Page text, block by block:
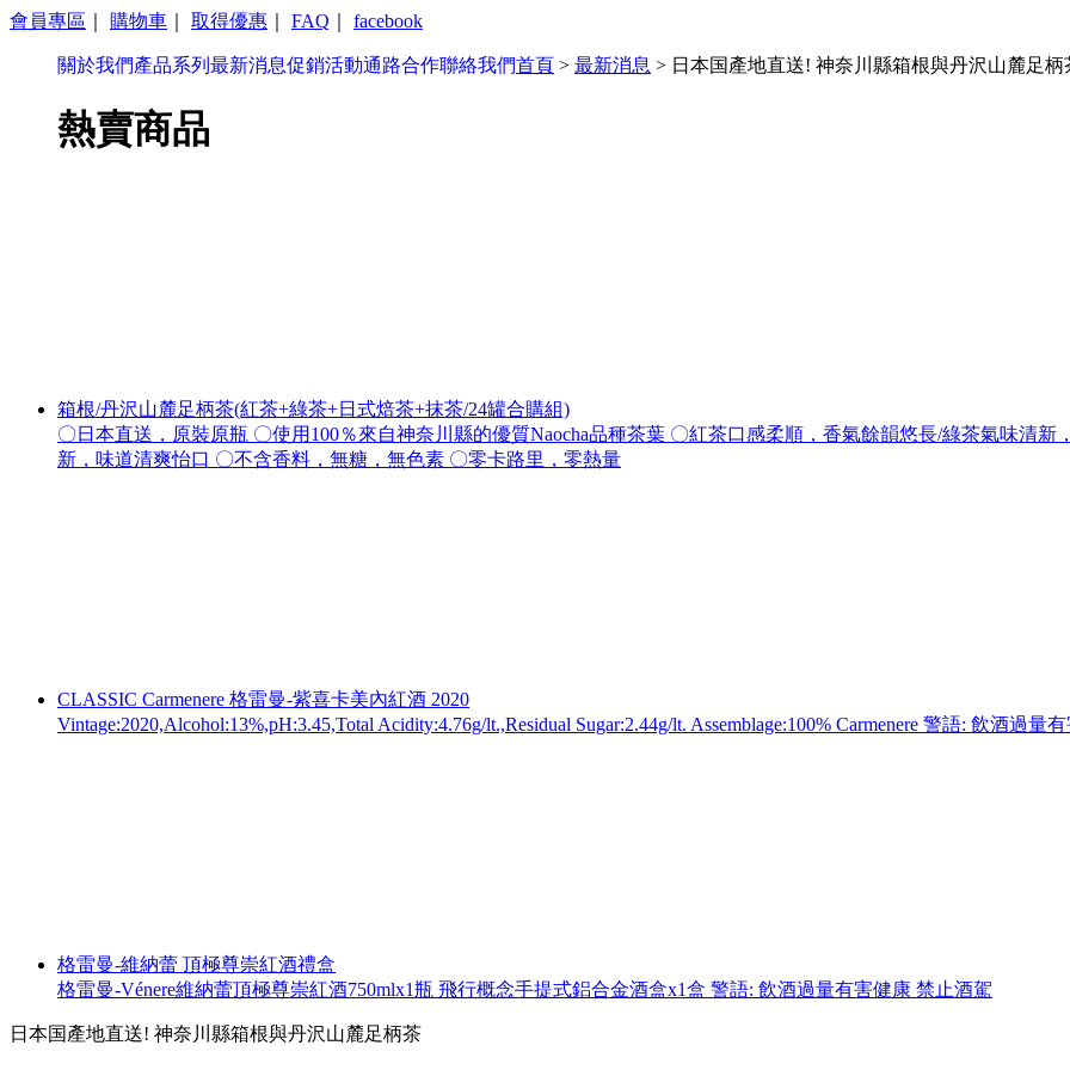
會員專區 購物車 取得優惠 FAQ facebook
關於我們產品系列 最新消息促銷活動通路合作聯絡我們首頁 > 最新消息 > 日本国產地直送! 神奈川縣箱根與丹沢山麓足柄
熱賣商品
箱根/丹沢山麓足柄茶(紅茶+綠茶+日式焙茶+抹茶/24罐合購組)
〇日本直送，原裝原瓶 〇使用100％來自神奈川縣的優質Naocha品種茶葉 〇紅茶口感柔順，香氣餘韻悠長/綠茶氣味清
新，味道清爽怡口 〇不含香料，無糖，無色素 〇零卡路里，零熱量
CLASSIC Carmenere 格雷曼-紫喜卡美內紅酒 2020
Vintage:2020,Alcohol:13%,pH:3.45,Total Acidity:4.76g/lt.,Residual Sugar:2.44g/lt. Assemblage:100% Carmenere 警語: 飲酒過量
格雷曼-維納蕾 頂極尊崇紅酒禮盒
格雷曼-Vénere維納蕾頂極尊崇紅酒750mlx1瓶 飛行概念手提式鋁合金酒盒x1盒 警語: 飲酒過量有害健康 禁止酒駕
日本国產地直送! 神奈川縣箱根與丹沢山麓足柄茶